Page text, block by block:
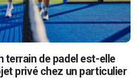
terrain de padel est-elle
privé chez un particulier